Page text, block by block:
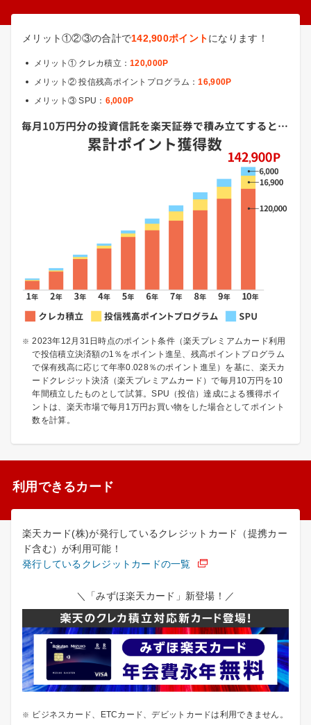
メリット①②③の合計で142,900ポイントになります！
メリット① クレカ積立：120,000P
メリット② 投信残高ポイントプログラム：16,900P
メリット③ SPU： 6,000P
2023年12月31日時点のポイント条件（楽天プレミアムカード利用
で投信積立決済額の1％をポイント進呈、残高ポイントプログラム
で保有残高に応じて年率0.028％のポイント進呈）を基に、楽天カ
ードクレジット決済（楽天プレミアムカード）で毎月10万円を10
年間積立したものとして試算。SPU（投信）達成による獲得ポイ
ントは、楽天市場で毎月1万円お買い物をした場合としてポイント
数を計算。
利用できるカード
楽天カード(株)が発行しているクレジットカード（提携カー
ド含む）が利用可能！
発行しているクレジットカードの一覧
＼「みずほ楽天カード」新登場！／
ビジネスカード、ETCカード、デビットカードは利用できません。